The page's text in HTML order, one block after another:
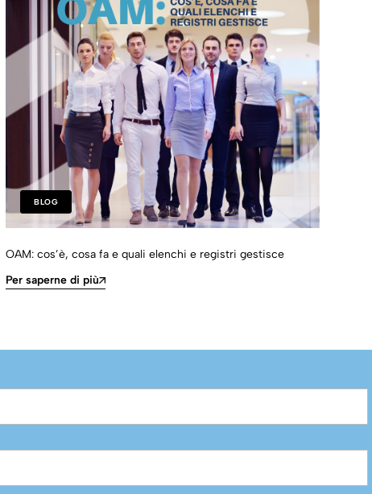
BLOG
OAM: cos’è, cosa fa e quali elenchi e registri gestisce
Per saperne di più